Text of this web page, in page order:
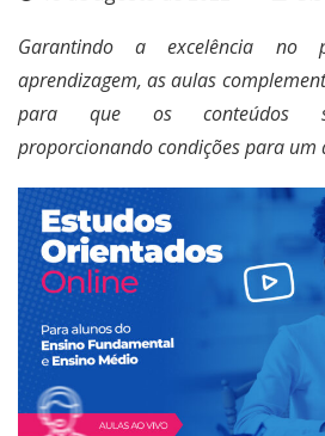
Garantindo a excelência no
aprendizagem, as aulas
para que os conteúdos
proporcionando condições para